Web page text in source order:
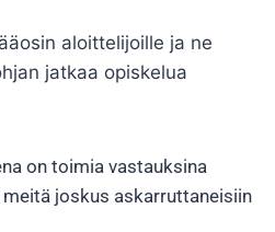
aloittelijoille ja ne
jatkaa opiskelua
on toimia vastauksina
joskus askarruttaneisiin